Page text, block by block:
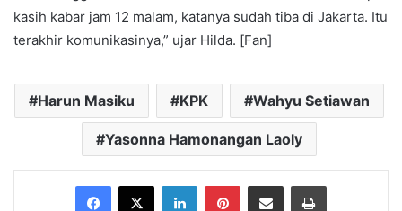
kasih kabar jam 12 malam, katanya sudah tiba di Jakarta. Itu
terakhir komunikasinya,” ujar Hilda. [Fan]
Harun Masiku KPK Wahyu Setiawan
Yasonna Hamonangan Laoly
Facebook
X LinkedInPinterestShare via Email Print